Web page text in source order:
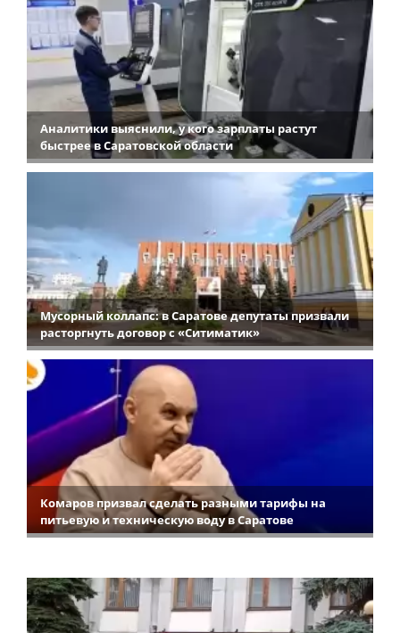
Аналитики выяснили, у кого зарплаты растут
быстрее в Саратовской области
Мусорный коллапс: в Саратове депутаты призвали
расторгнуть договор с «Ситиматик»
Комаров призвал сделать разными тарифы на
питьевую и техническую воду в Саратове